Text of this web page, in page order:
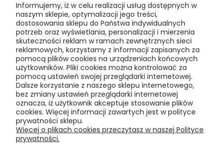
otrzymywać informacje o
nowościach i promocjach.
Pomoc
Moje konto
Informujemy, iż w celu realizacji usług dostępnych w
naszym sklepie, optymalizacji jego treści,
dostosowania sklepu do Państwa indywidualnych
potrzeb oraz wyświetlania, personalizacji i mierzenia
skuteczności reklam w ramach zewnętrznych sieci
reklamowych, korzystamy z informacji zapisanych za
pomocą plików cookies na urządzeniach końcowych
użytkowników. Pliki cookies można kontrolować za
pomocą ustawień swojej przeglądarki internetowej.
Dalsze korzystanie z naszego sklepu internetowego,
bez zmiany ustawień przeglądarki internetowej
oznacza, iż użytkownik akceptuje stosowanie plików
cookies. Więcej informacji zawartych jest w polityce
prywatności sklepu.
Więcej o plikach cookies przeczytasz w naszej Polityce
prywatności.